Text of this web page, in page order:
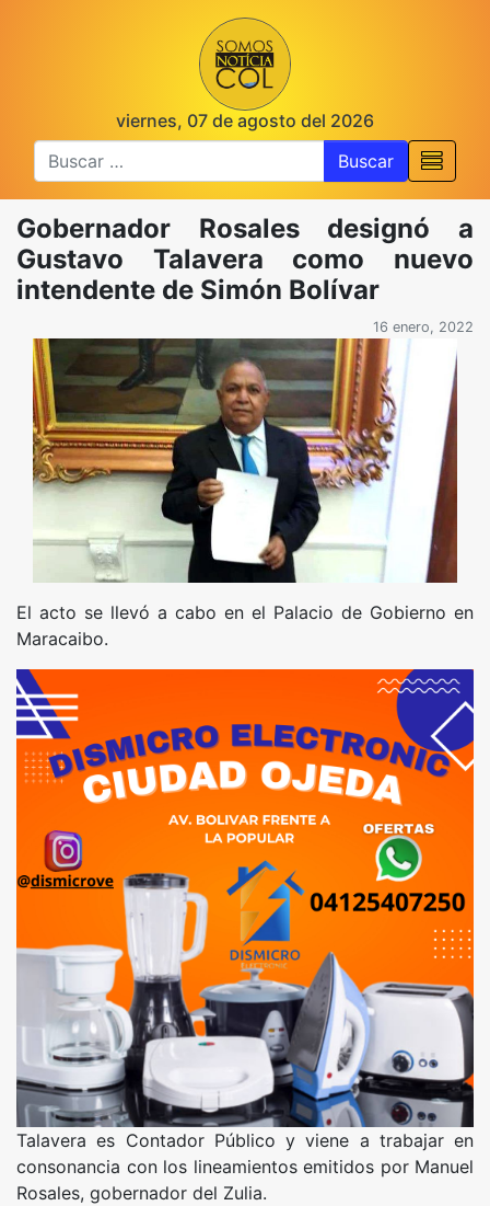
viernes, 07 de agosto del 2026
Buscar
Gobernador Rosales designó a
Gustavo Talavera como nuevo
intendente de Simón Bolívar
16 enero, 2022
El acto se llevó a cabo en el Palacio de Gobierno en
Maracaibo.
Talavera es Contador Público y viene a trabajar en
consonancia con los lineamientos emitidos por Manuel
Rosales, gobernador del Zulia.